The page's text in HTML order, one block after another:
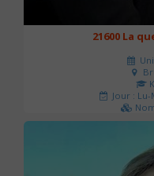
21600 La
Jour : Lu-